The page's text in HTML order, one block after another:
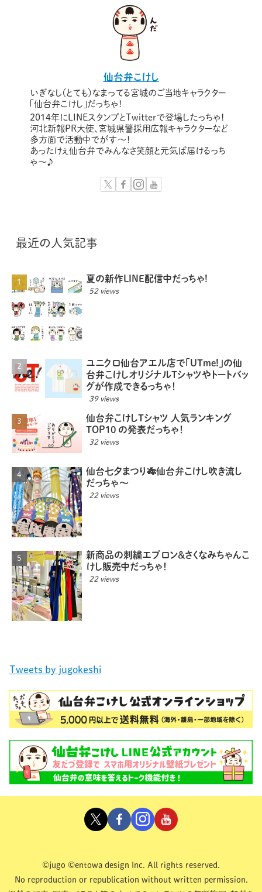
仙台弁こけし
いぎなし（とても）なまってる宮城のご当地キャラクター
「仙台弁こけし」だっちゃ！
2014年にLINEスタンプとTwitterで登場したっちゃ！
河北新報PR大使、宮城県警採用広報キャラクターなど
多方面で活動中でがす〜！
あったけぇ仙台弁でみんなさ笑顔と元気ば届けるっち
ゃ～♪
最近の人気記事
夏の新作LINE配信中だっちゃ!
52 views
ユニクロ仙台アエル店で「UTme!」の仙
台弁こけしオリジナルTシャツやトートバッ
グが作成できるっちゃ！
39 views
仙台弁こけしTシャツ 人気ランキング
TOP10 の発表だっちゃ！
32 views
仙台七夕まつり🎋仙台弁こけし吹き流し
だっちゃ〜
22 views
新商品の刺繍エプロン＆さくなみちゃんこ
けし販売中だっちゃ！
22 views
Tweets by jugokeshi
©jugo ©entowa design Inc. All rights reserved.
No reproduction or republication without written permission.